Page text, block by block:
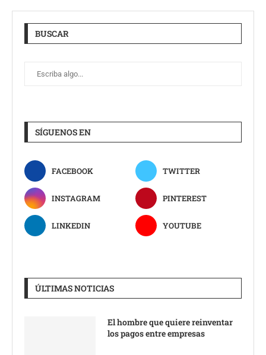
BUSCAR
SÍGUENOS EN
FACEBOOK TWITTER
INSTAGRAM PINTEREST
LINKEDIN YOUTUBE
ÚLTIMAS NOTICIAS
El hombre que quiere reinventar
los pagos entre empresas